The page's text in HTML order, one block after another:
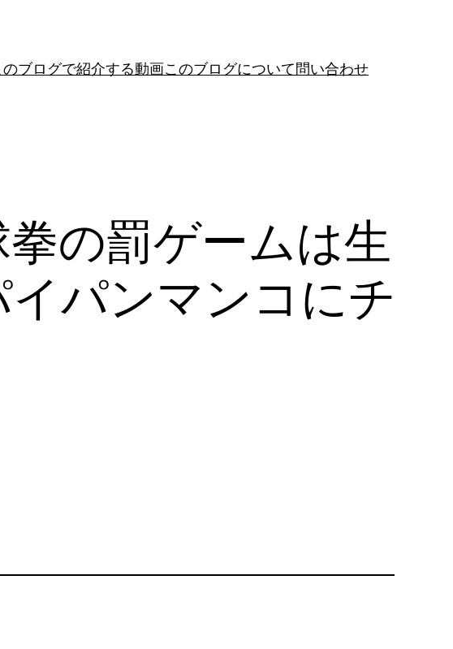
のブログで紹介する動画このブログについて問い合わせ
の罰ゲームは生
パンマンコにチ